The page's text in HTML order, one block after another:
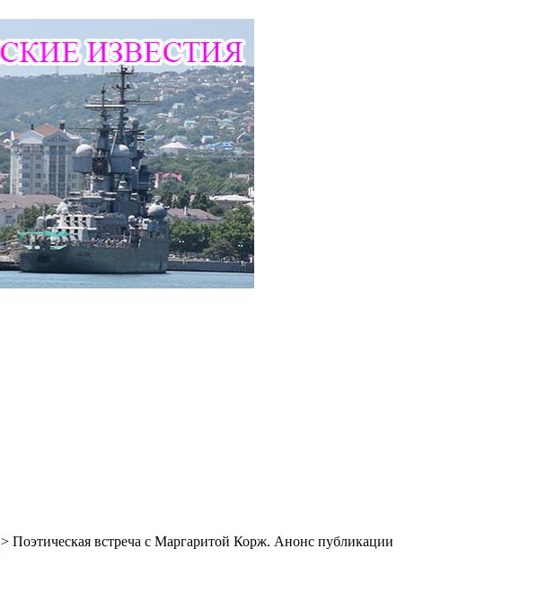
> Поэтическая встреча с Маргаритой Корж. Анонс публикации